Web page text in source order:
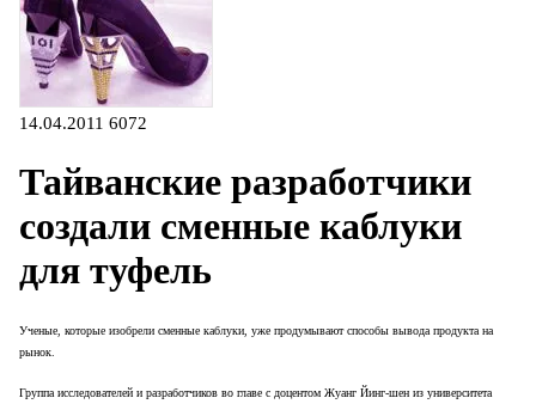
14.04.2011 6072
Тайванские разработчики
создали сменные каблуки
для туфель
Ученые, которые изобрели сменные каблуки, уже продумывают способы вывода продукта на
рынок.
Группа исследователей и разработчиков во главе с доцентом Жуанг Йинг-шен из университета